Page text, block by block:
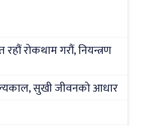
रहौं रोकथाम गरौं, नियन्त्रण
सुखी जीवनको आधार